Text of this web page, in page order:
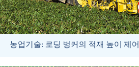
농업기술: 로딩 벙커의 적재 높이 제어